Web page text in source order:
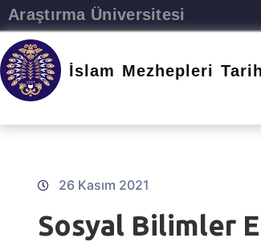
Araştırma Üniversitesi
İslam Mezhepleri
26 Kasım 2021
Sosyal Bilimler